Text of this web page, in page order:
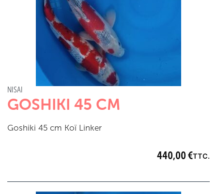
NISAI
GOSHIKI 45 CM
440,00 €TTC.
Goshiki 45 cm Koï Linker